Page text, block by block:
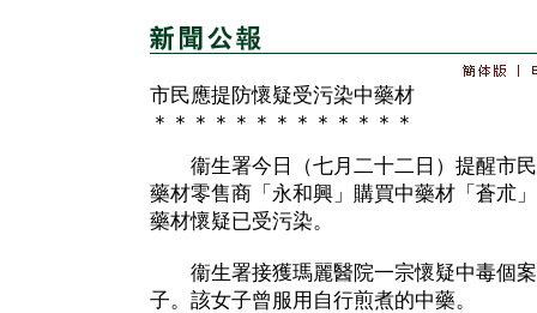
市民應提防懷疑受污染中藥材
＊＊＊＊＊＊＊＊＊＊＊＊＊
衞生署今日（七月二十二日）提醒市民
藥材零售商「永和興」購買中藥材「蒼朮
藥材懷疑已受污染。
衞生署接獲瑪麗醫院一宗懷疑中毒個案
子。該女子曾服用自行煎煮的中藥。